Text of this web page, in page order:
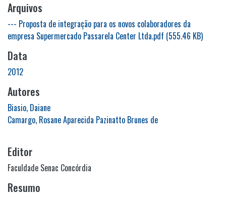
Arquivos
--- Proposta de integração para os novos colaboradores da
empresa Supermercado Passarela Center Ltda.pdf (555.46 KB)
Data
2012
Autores
Biasio, Daiane
Camargo, Rosane Aparecida Pazinatto Brunes de
Editor
Faculdade Senac Concórdia
Resumo